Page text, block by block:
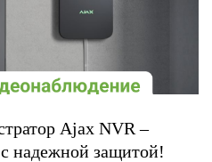
Ajax NVR –
надежной защитой!